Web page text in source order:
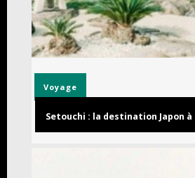
Voyage
Setouchi : la destination Japon à